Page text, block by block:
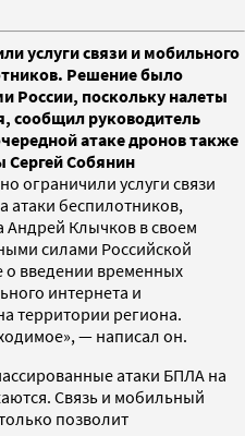
услуги связи и мобильного
Решение было
России, поскольку налеты
сообщил руководитель
атаке дронов также
Сергей Собянин
ограничили услуги связи
атаки беспилотников,
Андрей Клычков в своем
силами Российской
введении временных
интернета и
территории региона.
— написал он.
атаки БПЛА на
Связь и мобильный
позволит